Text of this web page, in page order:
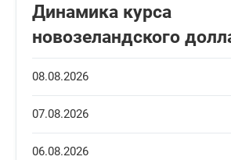
Динамика курса
новозеландского
08.08.2026
07.08.2026
06.08.2026